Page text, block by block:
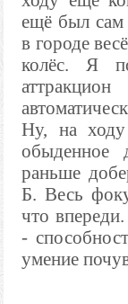
ещё был сам
в городе
колёс. Я
Ну, на ходу
обыденное
раньше
Б. Весь
что
-
умение